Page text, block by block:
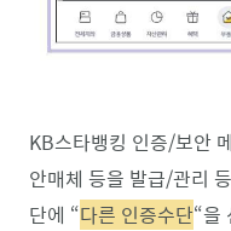
KB스타뱅킹 인증/보안
안매체 등을 발급/관리
단에 “다른 인증수단“을